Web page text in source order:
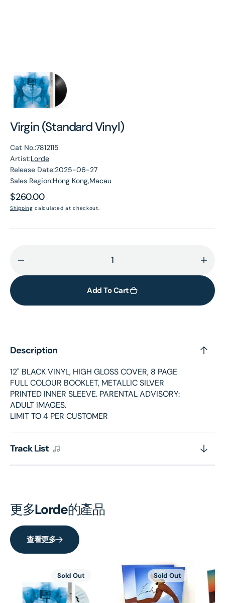
Virgin (Standard Vinyl)
Cat No.:7812115
Artist:Lorde
Release Date:2025-06-27
Sales Region:Hong Kong,Macau
Regular
price
$260.00
Shipping calculated at checkout.
quantity
Virgin
for
Add To Cart
Description
12" BLACK VINYL, HIGH GLOSS COVER, 8 PAGE
FULL COLOUR BOOKLET, METALLIC SILVER
PRINTED INNER SLEEVE. PARENTAL ADVISORY:
ADULT IMAGES.
LIMIT TO 4 PER CUSTOMER
Track List
更多Lorde的產品
查看更多
Sold Out Sold Out